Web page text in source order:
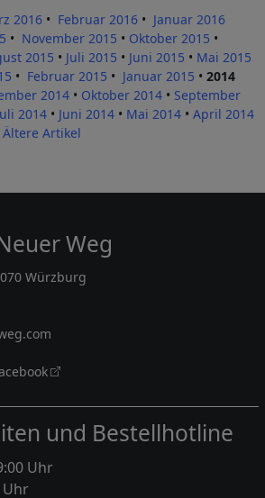
2016 • Februar 2016 • Januar 2016
• November 2015 • Oktober 2015 •
2015 • Juli 2015 • Juni 2015 • Mai 2015
5 • Februar 2015 • Januar 2015 • 2014
2014 • Oktober 2014 • September
2014 • Juni 2014 • Mai 2014 • April 2014
Ältere Artikel
Weg
Würzburg
und Bestellhotline
Uhr
Uhr